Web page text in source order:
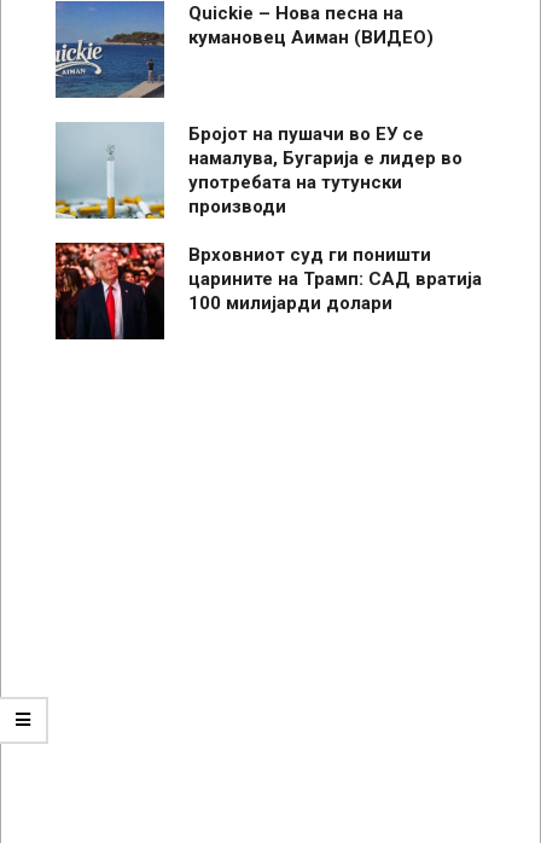
Quickie – Нова песна на
кумановец Аиман (ВИДЕО)
Бројот на пушачи во ЕУ се
намалува, Бугарија е лидер во
употребата на тутунски
производи
Врховниот суд ги поништи
царините на Трамп: САД вратија
100 милијарди долари